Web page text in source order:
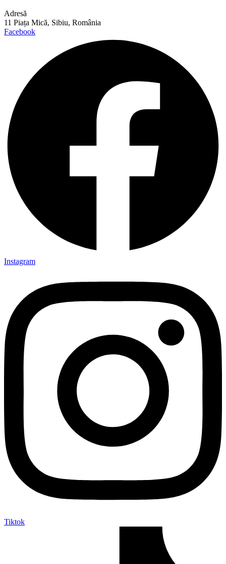
Adresă
11 Piața Mică, Sibiu, România
Facebook
Instagram
Tiktok